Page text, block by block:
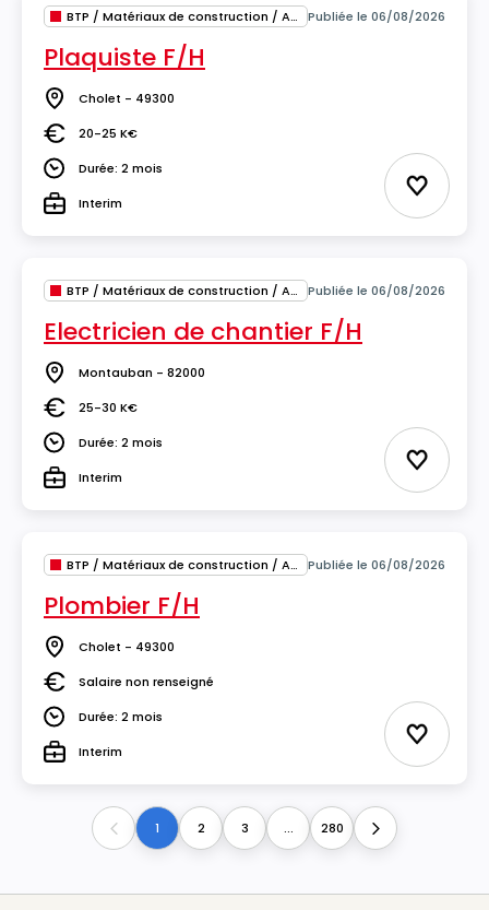
BTP / Matériaux de construction / Architecture Publiée le 06/08/2026
Plaquiste F/H
Lieu Cholet - 49300
Salaire20-25 K€
DuréeDurée: 2 mois
TypeInterim Ajouter
BTP / Matériaux de construction / Architecture Publiée le 06/08/2026
Electricien de chantier F/H
Lieu Montauban - 82000
Salaire25-30 K€
DuréeDurée: 2 mois
TypeInterim Ajouter
BTP / Matériaux de construction / Architecture Publiée le 06/08/2026
Plombier F/H
Lieu Cholet - 49300
SalaireSalaire non renseigné
DuréeDurée: 2 mois
TypeInterim Ajouter
Previous1 2 3 ... 280 Next